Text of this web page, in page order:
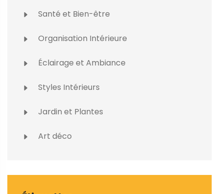
Santé et Bien-être
Organisation Intérieure
Éclairage et Ambiance
Styles Intérieurs
Jardin et Plantes
Art déco